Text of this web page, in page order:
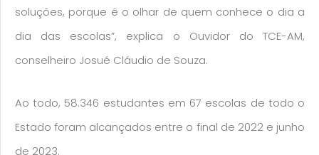
soluções, porque é o olhar de quem conhece o dia a
dia das escolas”, explica o Ouvidor do TCE-AM,
conselheiro Josué Cláudio de Souza.
Ao todo, 58.346 estudantes em 67 escolas de todo o
Estado foram alcançados entre o final de 2022 e junho
de 2023.